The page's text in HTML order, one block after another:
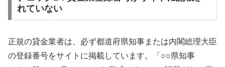
れていない
正規の貸金業者は、必ず都道府県知事または内閣総理大臣
の登録番号をサイトに掲載しています。「○○県知事